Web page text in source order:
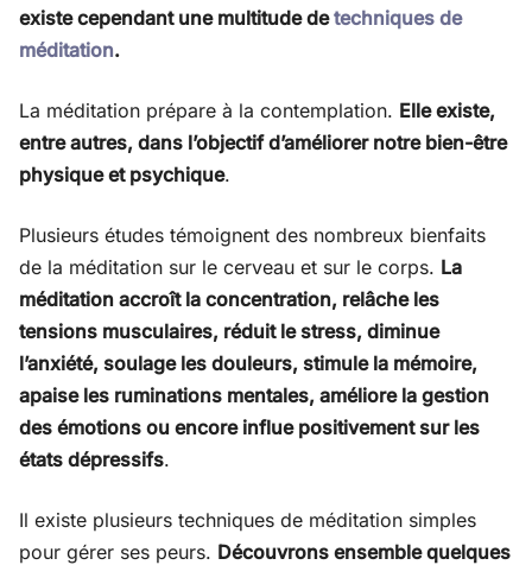
existe cependant une multitude detechniques de
méditation.
La méditation prépare à la contemplation. Elle existe,
entre autres, dans l’objectif d’améliorer notre bien-être
physique et psychique.
Plusieurs études témoignent des nombreux bienfaits
de la méditation sur le cerveau et sur le corps. La
méditation accroît la concentration, relâche les
tensions musculaires, réduit le stress, diminue
l’anxiété, soulage les douleurs, stimule la mémoire,
apaise les ruminations mentales, améliore la gestion
des émotions ou encore influe positivement sur les
états dépressifs.
Il existe plusieurs techniques de méditation simples
pour gérer ses peurs. Découvrons ensemble quelques